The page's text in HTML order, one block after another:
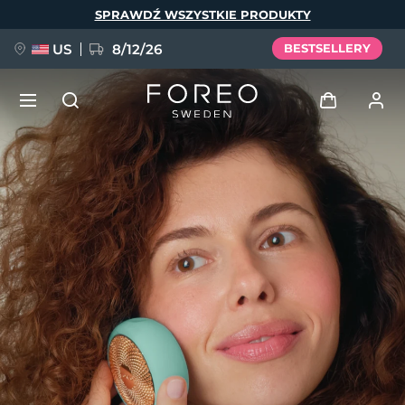
SPRAWDŹ WSZYSTKIE PRODUKTY
US 8/12/26 BESTSELLERY
Zaloguj
Profil użytkownika
Moje urządzenia
Moje zamówienia
Moje adresy
Moje subskrypcje
NOWOŚĆ
FAQ™ Pure Beauty-Tech Elixir
BREAKING NEWS
issa™ Teeth Whitening Set
Język
English Deutsch
Español
Français
Italiano
Português
Polski
Svenska
Русский
Türkçe
简体中文 繁體中文